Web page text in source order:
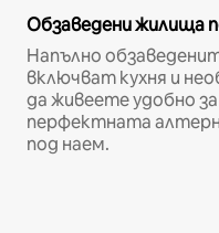
Обзаведени жилища
Напълно
включват кухня и
да живеете удобно
перфектната
под наем.